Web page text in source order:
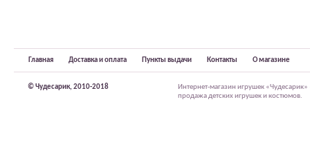
Главная Доставка и оплата Пункты выдачи Контакты О магазине
© Чудесарик, 2010-2018
Интернет-магазин игрушек
продажа детских игрушек и костюмов.